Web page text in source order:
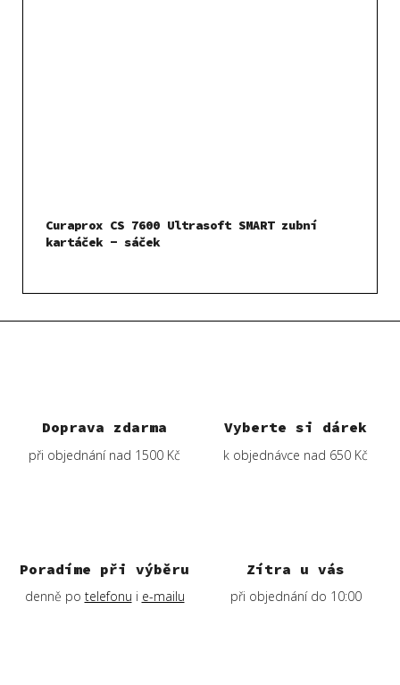
Doprava zdarma
při objednání nad 1500 Kč
Vyberte si dárek
k objednávce nad 650 Kč
Poradíme při výběru
denně po telefonu i e-mailu
Zítra u vás
při objednání do 10:00
Curaprox CS 7600 Ultrasoft SMART zubní
kartáček - sáček